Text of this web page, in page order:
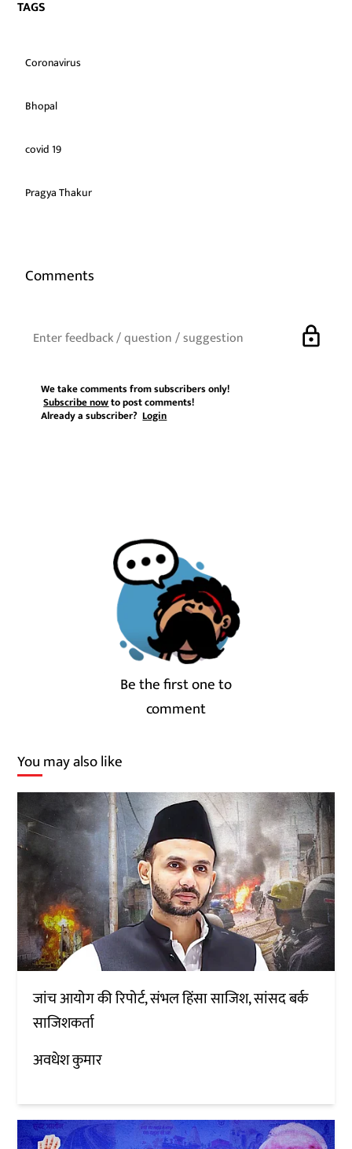
TAGS
Coronavirus
Bhopal
covid 19
Pragya Thakur
Comments
lock
We take comments from subscribers only!
Subscribe nowto post comments!
Already a subscriber?Login
Be the first one to
comment
You may also like
जांच आयोग की रिपोर्ट, संभल हिंसा साजिश, सांसद बर्क
साजिशकर्ता
अवधेश कुमार